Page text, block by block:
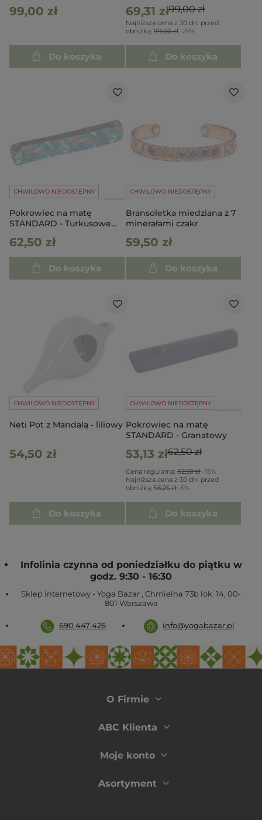
99,00 zł
Do koszyka
69,31 zł99,00 zł
Najniższa cena z 30 dni przed
obniżką: 99,00 zł -29%
Do koszyka
CHWILOWO NIEDOSTĘPNY
Pokrowiec na matę
STANDARD - Turkusowe
62,50 zł
Do koszyka
CHWILOWO NIEDOSTĘPNY
Bransoletka miedziana z 7
minerałami czakr
59,50 zł
Do koszyka
CHWILOWO NIEDOSTĘPNY
Neti Pot z Mandalą - liliowy
54,50 zł
Do koszyka
CHWILOWO NIEDOSTĘPNY
Pokrowiec na matę
STANDARD - Granatowy
53,13 zł62,50 zł
Cena regularna: 62,50 zł -15%
Najniższa cena z 30 dni przed
obniżką: 56,25 zł -5%
Do koszyka
Infolinia czynna od poniedziałku do piątku w
godz. 9:30 - 16:30
Sklep internetowy - Yoga Bazar , Chmielna 73b lok. 14, 00-
801 Warszawa
690 447 426 info@yogabazar.pl
O Firmie
ABC Klienta
Moje konto
Asortyment